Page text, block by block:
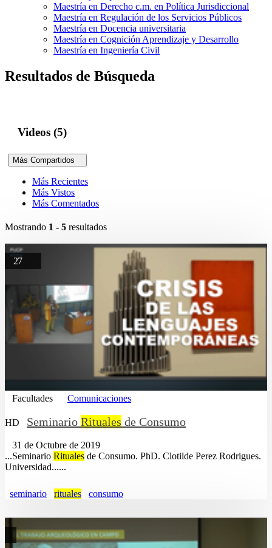
Maestría en Derecho c.m. en Política Jurisdiccional
Maestría en Regulación de los Servicios Públicos
Maestría en Docencia universitaria
Maestría en Cognición Aprendizaje y Desarrollo
Maestría en Ingeniería Civil
Resultados de Búsqueda
Videos (5)
Más Compartidos
Más Recientes
Más Vistos
Más Comentados
Mostrando 1 - 5 resultados
27
Facultades Comunicaciones
HD Seminario Rituales de Consumo
31 de Octubre de 2019
...Seminario Rituales de Consumo. PhD. Clotilde Perez Rodrigues.
Universidad......
seminario rituales consumo